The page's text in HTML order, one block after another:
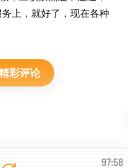
上，就好了，现在各种
彩评论
97:58